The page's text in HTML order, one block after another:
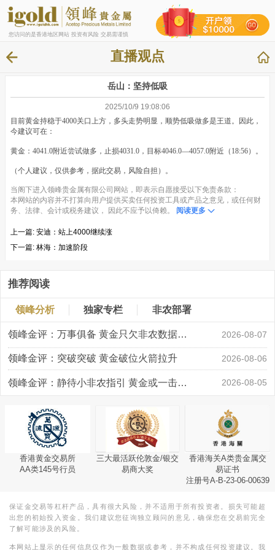
您访问的是香港地区网站 投资有风险 交易需谨慎
直播观点
岳山：坚持低吸
2025/10/9 19:08:06
目前黄金持稳于4000关口上方，多头走势明显，顺势低吸做多是王道。因此，
今建议可在：
黄金：4041.0附近尝试做多，止损4031.0，目标4046.0—4057.0附近（18:56）。
（个人建议，仅供参考，据此交易，风险自担）。
当阁下进入领峰贵金属有限公司网站，即表示自愿接受以下免责条款：
本网站的内容并不打算向用户提供买卖任何投资工具或产品之意见，或任何财
务、法律、会计或税务建议， 因此不应予以倚赖。
阅读更多
上一篇: 安迪：站上4000继续涨
下一篇: 林海：加速阶段
推荐阅读
领峰分析 独家专栏 非农部署
领峰金评：万事俱备 黄金只欠非农数据“东风” 2026-08-07
领峰金评：突破突破 黄金破位火箭拉升 2026-08-06
领峰金评：静待小非农指引 黄金或一击破局 2026-08-05
香港黄金交易所
AA类145号行员
三大最活跃伦敦金/银交
易商大奖
香港海关A类贵金属交
易证书
注册号A-B-23-06-00639
保证金交易等杠杆产品，具有很大风险，并不适用于所有投资者。损失可能超
出您的初始投入资金。我们建议您征询独立顾问的意见，确保您在交易前完全
了解可能涉及的风险。
本网站上显示的任何信息仅作为一般数据或参考，并不构成任何投资建议。我